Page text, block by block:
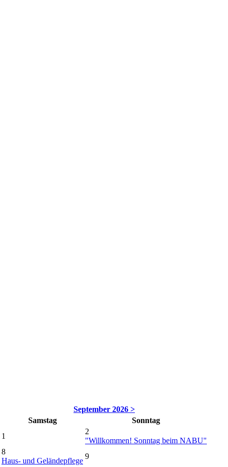
September 2026 >
Samstag
Sonntag
1
2
"Willkommen! Sonntag beim NABU"
8
Haus- und Geländepflege
9